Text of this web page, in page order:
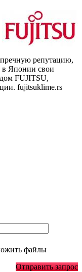
репутацию,
в Японии свои
FUJITSU,
fujitsuklime.rs
файлы
Отправить запрос